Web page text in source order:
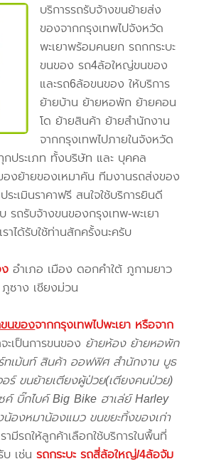
บริการรถรับจ้างขนย้ายส่ง
ของจากกรุงเทพไปจังหวัด
พะเยาพร้อมคนยก รถกกระบะ
ขนของ รถ4ล้อใหญ่ขนของ
และรถ6ล้อขนของ ให้บริการ
ย้ายบ้าน ย้ายหอพัก ย้ายคอน
โด ย้ายสินค้า ย้ายสำนักงาน
จากกรุงเทพไปภายในจังหวัด
กประเภท ทั้งบริษัท และ บุคคล
องย้ายของเหมาคัน ทีมงานรถส่งของ
ะเมินราคาฟรี สนใจใช้บริการยินดี
รถรับจ้างขนของกรุงเทพ-พะเยา
าได้รับใช้ท่านสักครั้งนะครับ
อำเภอ เมือง ดอกคำใต้ ภูกามยาว
ซาง เชียงม่วน
นของจากกรุงเทพไปพะเยา หรือจาก
ะเป็นการขนของ ย้ายห้อง ย้ายหอพัก
ทเม้นท์ สินค้า ออฟฟิศ สำนักงาน บูธ
อร์ ขนย้ายเตียงผู้ป่วย(เตียงคนป่วย)
ค์ บิ๊กไบค์ Big Bike ฮาเล่ย์ Harley
องหมาน้องแมว ขนขยะทิ้งของเก่า
ามีรถให้ลูกค้าเลือกใช้บริการในพื้นที่
บ เช่นรถกระบะ รถสี่ล้อใหญ่/4ล้อจัม